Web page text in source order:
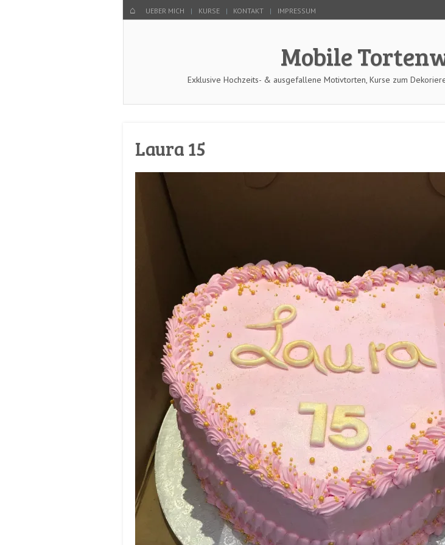
HOME
Menu
SKIP TO CONTENT
UEBER MICH KURSE KONTAKT IMPRESSUM
Mobile
Exklusive Hochzeits- & ausgefallene Motivtorten, Kurse zum
Laura 15